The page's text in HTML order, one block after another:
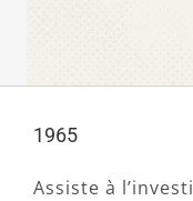
1965
Assiste à